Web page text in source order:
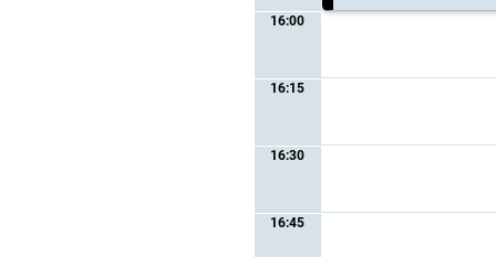
16:00
16:15
16:30
16:45